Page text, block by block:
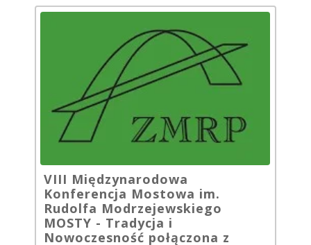
VIII Międzynarodowa
Konferencja Mostowa im.
Rudolfa Modrzejewskiego
MOSTY - Tradycja i
Nowoczesność połączona z